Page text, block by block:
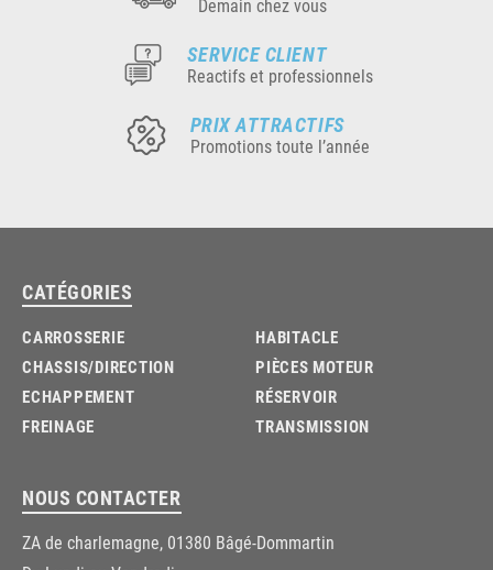
Demain chez vous
SERVICE CLIENT
Reactifs et professionnels
PRIX ATTRACTIFS
Promotions toute l’année
CATÉGORIES
CARROSSERIE
CHASSIS/DIRECTION
ECHAPPEMENT
FREINAGE
HABITACLE
PIÈCES MOTEUR
RÉSERVOIR
TRANSMISSION
NOUS CONTACTER
ZA de charlemagne, 01380 Bâgé-Dommartin